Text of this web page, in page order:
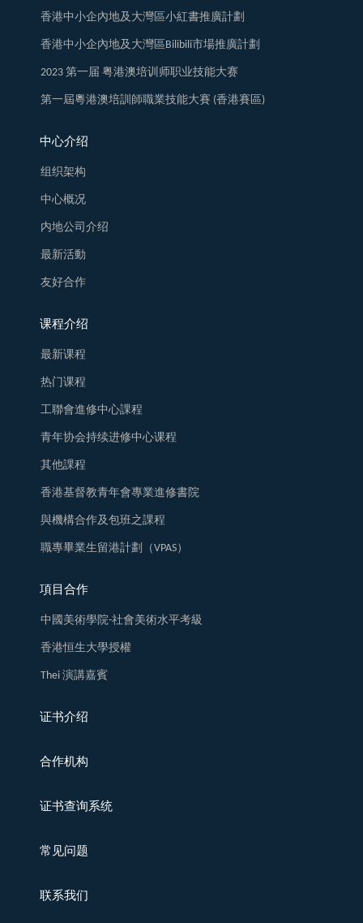
香港中小企內地及大灣區小紅書推廣計劃
香港中小企內地及大灣區Bilibili市場推廣計劃
2023 第一届 粤港澳培训师职业技能大赛
第一屆粵港澳培訓師職業技能大賽 (香港賽區)
中心介绍
组织架构
中心概况
内地公司介绍
最新活動
友好合作
课程介绍
最新课程
热门课程
工聯會進修中心課程
青年协会持续进修中心课程
其他課程
香港基督教青年會專業進修書院
與機構合作及包班之課程
職專畢業生留港計劃（VPAS）
項目合作
中國美術學院-社會美術水平考級
香港恒生大學授權
Thei 演講嘉賓
证书介绍
合作机构
证书查询系统
常见问题
联系我们